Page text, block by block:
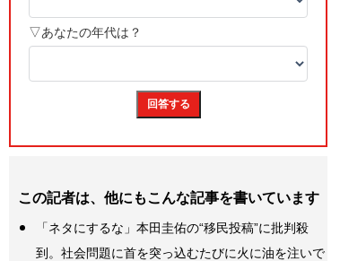
この記者は、他にもこんな記事を書いています
「ネタにするな」本田圭佑の“移民投稿”に批判殺
到。社会問題に首を突っ込むたびに火に油を注いで